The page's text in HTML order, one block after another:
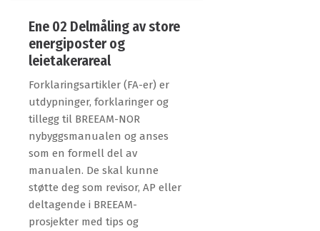
Ene 02 Delmåling av store
energiposter og
leietakerareal
Forklaringsartikler (FA-er) er
utdypninger, forklaringer og
tillegg til BREEAM-NOR
nybyggsmanualen og anses
som en formell del av
manualen. De skal kunne
støtte deg som revisor, AP eller
deltagende i BREEAM-
prosjekter med tips og